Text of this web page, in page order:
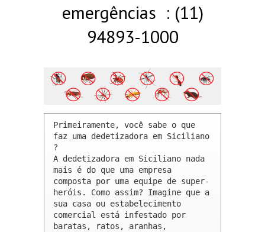
emergências : (11)
94893-1000
Primeiramente, você sabe o que
faz uma dedetizadora em Siciliano
?
A dedetizadora em Siciliano nada
mais é do que uma empresa
composta por uma equipe de super-
heróis. Como assim? Imagine que a
sua casa ou estabelecimento
comercial está infestado por
baratas, ratos, aranhas,